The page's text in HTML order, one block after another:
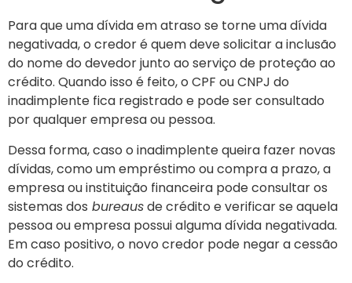
Para que uma dívida em atraso se torne uma dívida
negativada, o credor é quem deve solicitar a inclusão
do nome do devedor junto ao serviço de proteção ao
crédito. Quando isso é feito, o CPF ou CNPJ do
inadimplente fica registrado e pode ser consultado
por qualquer empresa ou pessoa.
Dessa forma, caso o inadimplente queira fazer novas
dívidas, como um empréstimo ou compra a prazo, a
empresa ou instituição financeira pode consultar os
sistemas dos bureausde crédito e verificar se aquela
pessoa ou empresa possui alguma dívida negativada.
Em caso positivo, o novo credor pode negar a cessão
do crédito.